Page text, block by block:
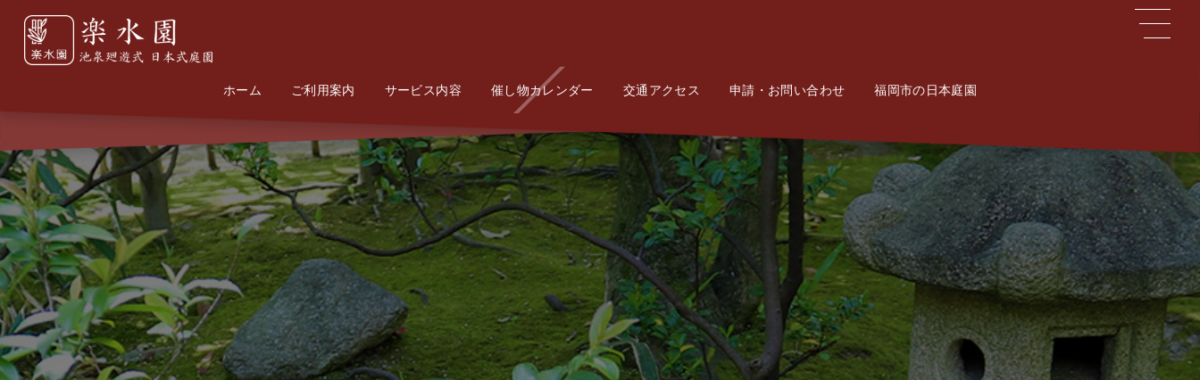
ホーム
Home ご利用案内
Information サービス内容
Service 催し物カレンダー
Event 交通アクセス
Access 申請・お問い合わせ
Contact 福岡市の日本庭園
Potal